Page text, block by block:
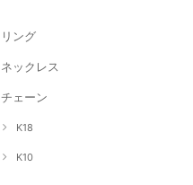
リング
ネックレス
チェーン
K18
K10